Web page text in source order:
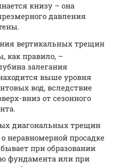
книзу – она
давления
вертикальных трещин
как правило, –
залегания
выше уровня
вод, вследствие
вниз от сезонного
диагональных трещин
неравномерной просадке
при образовании
фундамента или при